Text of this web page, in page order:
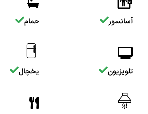
آسانسور حمام
تلویزیون یخچال